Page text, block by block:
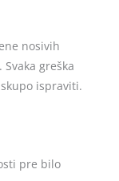
nosivih
greška
ispraviti.
pre bilo